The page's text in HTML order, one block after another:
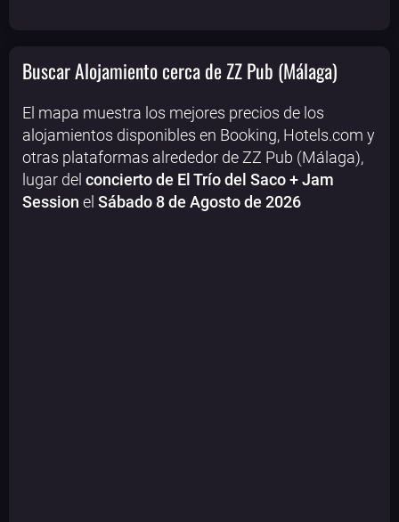
Buscar Alojamiento cerca de ZZ Pub (Málaga)
El mapa muestra los mejores precios de los
alojamientos disponibles en Booking, Hotels.com y
otras plataformas alrededor de ZZ Pub (Málaga),
lugar del concierto de El Trío del Saco + Jam
Session el Sábado 8 de Agosto de 2026